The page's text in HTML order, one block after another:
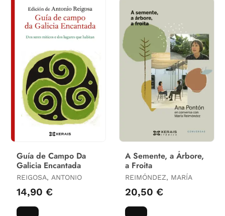
Guía de Campo Da
Galicia Encantada
REIGOSA, ANTONIO
14,90 €
A Semente, a Árbore,
a Froita
REIMÓNDEZ, MARÍA
20,50 €